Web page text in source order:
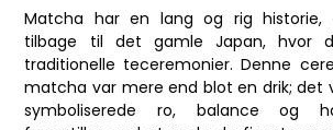
Matcha har en lang og rig historie,
tilbage til det gamle Japan, hvor
traditionelle teceremonier. Denne
matcha var mere end blot en drik; det
symboliserede ro, balance og